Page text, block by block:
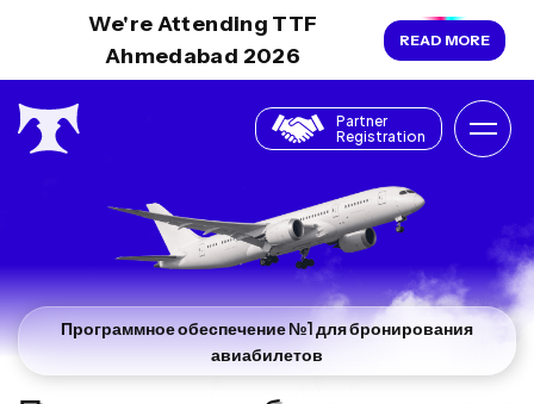
We're Attending TTF
Ahmedabad 2026
READ MORE
Partner
Registration
Программное обеспечение №1 для бронирования
авиабилетов